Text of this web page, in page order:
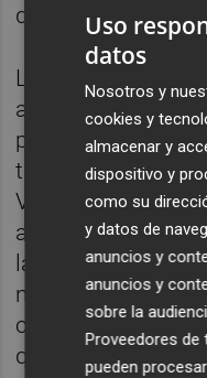
desarrollo
Los representantes
aprovecharon el
para reivindicar
trato que se
Vall d´Albaida
aportando mucho
la Comunitat
no se siente
cambio por parte
que han estado al
Uso
datos
Nosotros y
cookies y
almacenar y
dispositivo y
como su
y datos de
anuncios y
anuncios y
sobre la
Proveedores de
pueden